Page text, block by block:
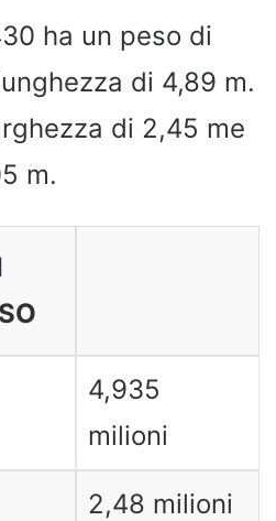
ha un peso di
di 4,89 m.
di 2,45 me
m.
4,935
milioni
2,48 milioni